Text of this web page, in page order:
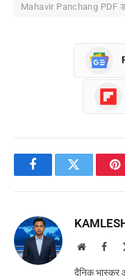
Mahavir Panchang PDF
FacebookTwitter
Website
दैनिक भास्कर